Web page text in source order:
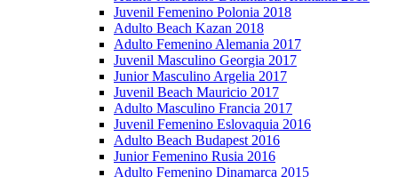
Juvenil Femenino Polonia 2018
Adulto Beach Kazan 2018
Adulto Femenino Alemania 2017
Juvenil Masculino Georgia 2017
Junior Masculino Argelia 2017
Juvenil Beach Mauricio 2017
Adulto Masculino Francia 2017
Juvenil Femenino Eslovaquia 2016
Adulto Beach Budapest 2016
Junior Femenino Rusia 2016
Adulto Femenino Dinamarca 2015